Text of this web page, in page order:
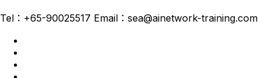
Tel：+65-90025517 Email：sea@ainetwork-training.com